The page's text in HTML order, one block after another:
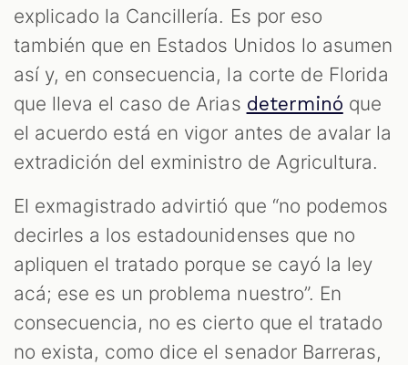
explicado la Cancillería. Es por eso
también que en Estados Unidos lo asumen
así y, en consecuencia, la corte de Florida
que lleva el caso de Arias determinó que
el acuerdo está en vigor antes de avalar la
extradición del exministro de Agricultura.
El exmagistrado advirtió que “no podemos
decirles a los estadounidenses que no
apliquen el tratado porque se cayó la ley
acá; ese es un problema nuestro”. En
consecuencia, no es cierto que el tratado
no exista, como dice el senador Barreras,